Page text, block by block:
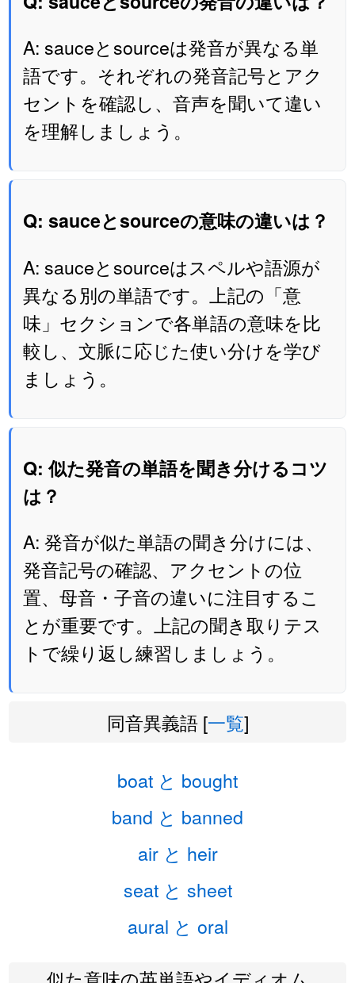
A: sauceとsourceは発音が異なる単
語です。それぞれの発音記号とアク
セントを確認し、音声を聞いて違い
を理解しましょう。
Q: sauceとsourceの意味の違いは？
A: sauceとsourceはスペルや語源が
異なる別の単語です。上記の「意
味」セクションで各単語の意味を比
較し、文脈に応じた使い分けを学び
ましょう。
Q: 似た発音の単語を聞き分けるコツ
は？
A: 発音が似た単語の聞き分けには、
発音記号の確認、アクセントの位
置、母音・子音の違いに注目するこ
とが重要です。上記の聞き取りテス
トで繰り返し練習しましょう。
同音異義語 [一覧]
boat と bought
band と banned
air と heir
seat と sheet
aural と oral